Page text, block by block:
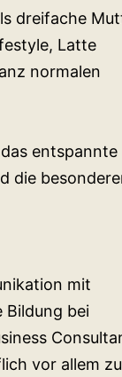
dreifache
Latte
normalen
entspannte
die
mit
Bildung bei
vor allem zu